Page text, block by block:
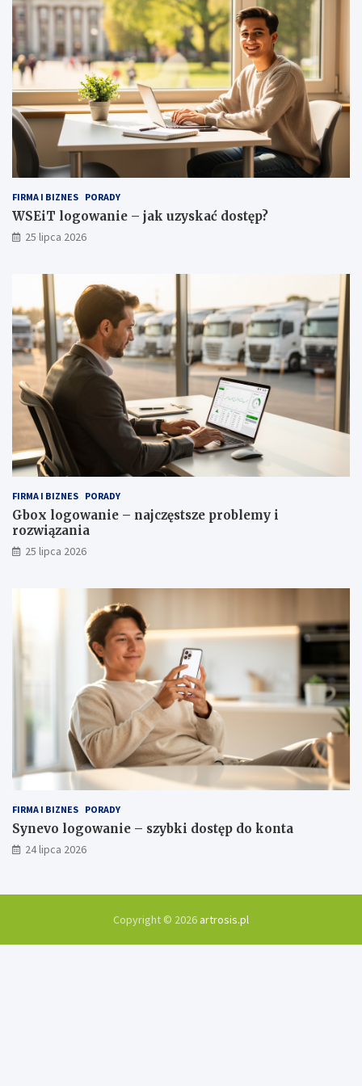
b
i
e
c
e
g
a
d
r
o
b
y
ę
p
?
FIRMA I BIZNES PORADY
WSEiT logowanie – jak uzyskać dostęp?
25 lipca 2026
FIRMA I BIZNES PORADY
Gbox logowanie – najczęstsze problemy i
rozwiązania
25 lipca 2026
FIRMA I BIZNES PORADY
Synevo logowanie – szybki dostęp do konta
24 lipca 2026
Copyright © 2026artrosis.pl